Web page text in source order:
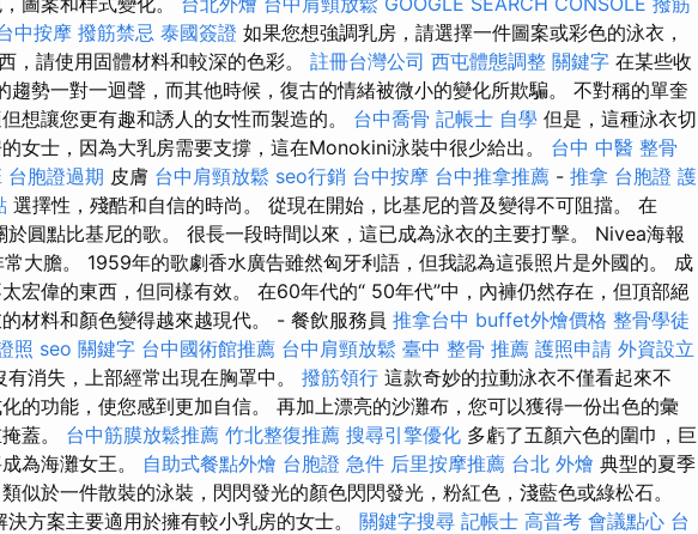
中按摩 撥筋禁忌 泰國簽證 如果您想強調乳房，請選擇一件圖案或彩色的泳衣，
，請使用固體材料和較深的色彩。 註冊台灣公司 西屯體態調整 關鍵字 在某些收
勢一對一迴聲，而其他時候，復古的情緒被微小的變化所欺騙。 不對稱的單奎
想讓您更有趣和誘人的女性而製造的。 台中喬骨 記帳士 自學 但是，這種泳衣切
女士，因為大乳房需要支撐，這在Monokini泳裝中很少給出。 台中 中醫 整骨
台胞證過期 皮膚 台中肩頸放鬆 seo行銷 台中按摩 台中推拿推薦 - 推拿 台胞證 護
選擇性，殘酷和自信的時尚。 從現在開始，比基尼的普及變得不可阻擋。 在
圓點比基尼的歌。 很長一段時間以來，這已成為泳衣的主要打擊。 Nivea海報
大膽。 1959年的歌劇香水廣告雖然匈牙利語，但我認為這張照片是外國的。 成
宏偉的東西，但同樣有效。 在60年代的“ 50年代”中，內褲仍然存在，但頂部絕
材料和顏色變得越來越現代。 - 餐飲服務員 推拿台中 buffet外燴價格 整骨學徒
照 seo 關鍵字 台中國術館推薦 台中肩頸放鬆 臺中 整骨 推薦 護照申請 外資設立
消失，上部經常出現在胸罩中。 撥筋領行 這款奇妙的拉動泳衣不僅看起來不
的功能，使您感到更加自信。 再加上漂亮的沙灘布，您可以獲得一份出色的彙
蓋。 台中筋膜放鬆推薦 竹北整復推薦 搜尋引擎優化 多虧了五顏六色的圍巾，巨
為海灘女王。 自助式餐點外燴 台胞證 急件 后里按摩推薦 台北 外燴 典型的夏季
似於一件散裝的泳裝，閃閃發光的顏色閃閃發光，粉紅色，淺藍色或綠松石。
決方案主要適用於擁有較小乳房的女士。 關鍵字搜尋 記帳士 高普考 會議點心 台